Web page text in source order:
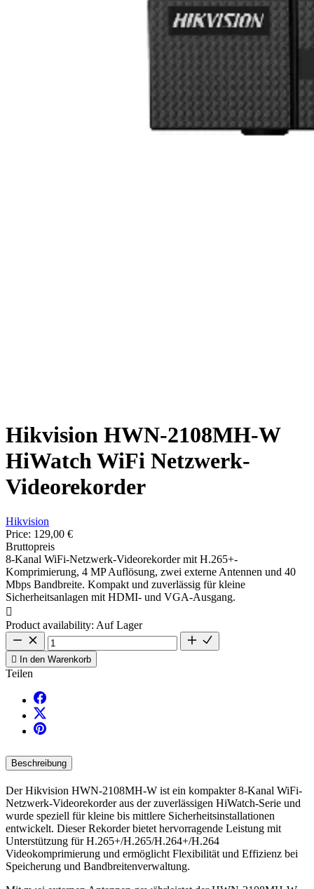
Hikvision HWN-2108MH-W
HiWatch WiFi Netzwerk-
Videorekorder
Hikvision
Price: 129,00 €
Bruttopreis
8-Kanal WiFi-Netzwerk-Videorekorder mit H.265+-
Komprimierung, 4 MP Auflösung, zwei externe Antennen und 40
Mbps Bandbreite. Kompakt und zuverlässig für kleine
Sicherheitsanlagen mit HDMI- und VGA-Ausgang.

Product availability: Auf Lager
 In den Warenkorb
Teilen
Beschreibung
Der Hikvision HWN-2108MH-W ist ein kompakter 8-Kanal WiFi-
Netzwerk-Videorekorder aus der zuverlässigen HiWatch-Serie und
wurde speziell für kleine bis mittlere Sicherheitsinstallationen
entwickelt. Dieser Rekorder bietet hervorragende Leistung mit
Unterstützung für H.265+/H.265/H.264+/H.264
Videokomprimierung und ermöglicht Flexibilität und Effizienz bei
Speicherung und Bandbreitenverwaltung.